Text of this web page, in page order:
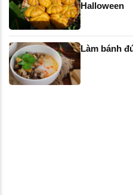
Halloween
Làm bánh